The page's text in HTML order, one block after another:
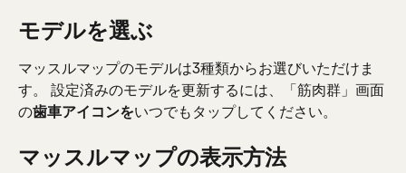
モデルを選ぶ
マッスルマップのモデルは3種類からお選びいただけま
す。 設定済みのモデルを更新するには、「筋肉群」画面
の歯車アイコンをいつでもタップしてください。
マッスルマップの表示方法